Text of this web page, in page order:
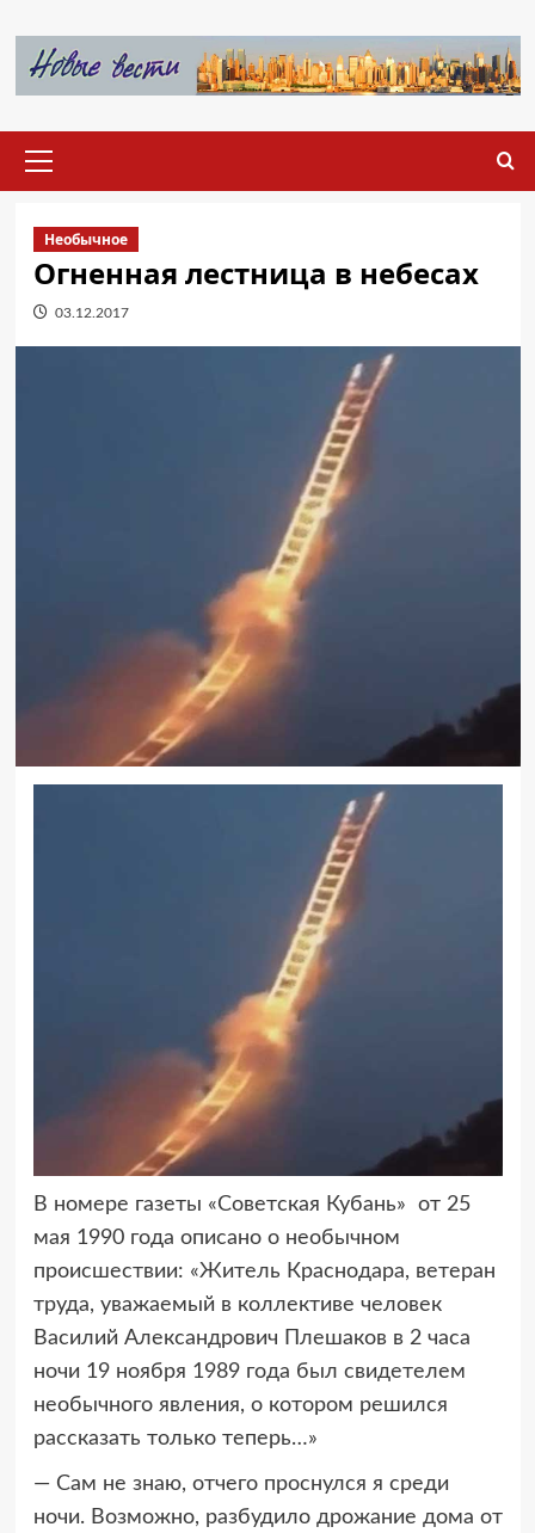
содержимому
меню
Необычное
Огненная лестница в небесах
03.12.2017
В номере газеты «Советская Кубань» от 25
мая 1990 года описано о необычном
происшествии: «Житель Краснодара, ветеран
труда, уважаемый в коллективе человек
Василий Александрович Плешаков в 2 часа
ночи 19 ноября 1989 года был свидетелем
необычного явления, о котором решился
рассказать только теперь…»
— Сам не знаю, отчего проснулся я среди
ночи. Возможно, разбудило дрожание дома от